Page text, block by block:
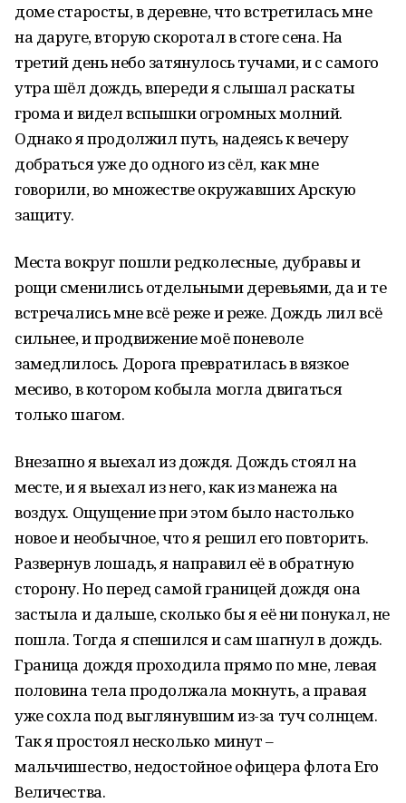
доме старосты, в деревне, что встретилась мне
на даруге, вторую скоротал в стоге сена. На
третий день небо затянулось тучами, и с самого
утра шёл дождь, впереди я слышал раскаты
грома и видел вспышки огромных молний.
Однако я продолжил путь, надеясь к вечеру
добраться уже до одного из сёл, как мне
говорили, во множестве окружавших Арскую
защиту.
Места вокруг пошли редколесные, дубравы и
рощи сменились отдельными деревьями, да и те
встречались мне всё реже и реже. Дождь лил всё
сильнее, и продвижение моё поневоле
замедлилось. Дорога превратилась в вязкое
месиво, в котором кобыла могла двигаться
только шагом.
Внезапно я выехал из дождя. Дождь стоял на
месте, и я выехал из него, как из манежа на
воздух. Ощущение при этом было настолько
новое и необычное, что я решил его повторить.
Развернув лошадь, я направил её в обратную
сторону. Но перед самой границей дождя она
застыла и дальше, сколько бы я её ни понукал, не
пошла. Тогда я спешился и сам шагнул в дождь.
Граница дождя проходила прямо по мне, левая
половина тела продолжала мокнуть, а правая
уже сохла под выглянувшим из-за туч солнцем.
Так я простоял несколько минут –
мальчишество, недостойное офицера флота Его
Величества.